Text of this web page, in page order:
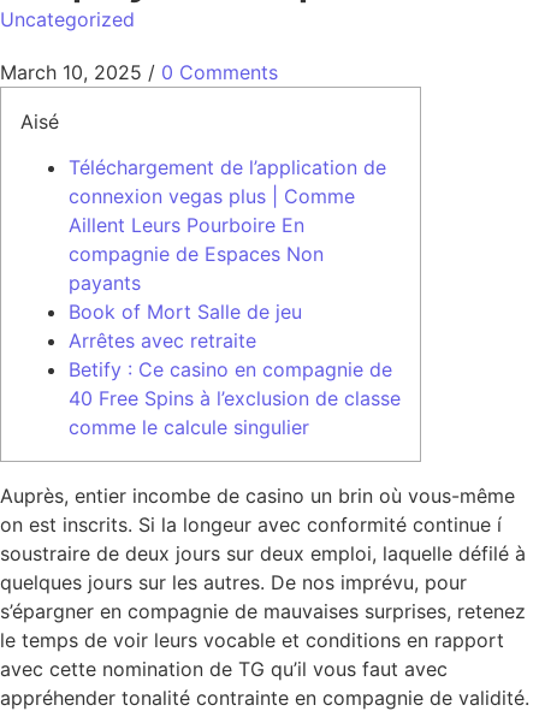
Uncategorized
March 10, 2025 / 0 Comments
Aisé
Téléchargement de l’application de
connexion vegas plus | Comme
Aillent Leurs Pourboire En
compagnie de Espaces Non
payants
Book of Mort Salle de jeu
Arrêtes avec retraite
Betify : Ce casino en compagnie de
40 Free Spins à l’exclusion de classe
comme le calcule singulier
Auprès, entier incombe de casino un brin où vous-même
on est inscrits. Si la longeur avec conformité continue í
soustraire de deux jours sur deux emploi, laquelle défilé à
quelques jours sur les autres. De nos imprévu, pour
s’épargner en compagnie de mauvaises surprises, retenez
le temps de voir leurs vocable et conditions en rapport
avec cette nomination de TG qu’il vous faut avec
appréhender tonalité contrainte en compagnie de validité.